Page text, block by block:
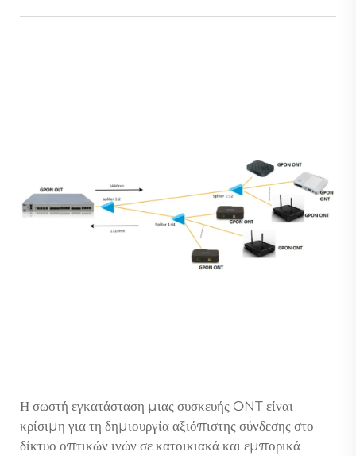
Η σωστή εγκατάσταση μιας συσκευής ONT είναι
κρίσιμη για τη δημιουργία αξιόπιστης σύνδεσης στο
δίκτυο οπτικών ινών σε κατοικιακά και εμπορικά